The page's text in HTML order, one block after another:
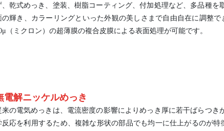
、乾式めっき、塗装、樹脂コーティング、付加処理など、多品種
の輝き、カラーリングといった外観の美しさまで自由自在に調整
（ミクロン）の超薄膜の複合皮膜による表面処理が可能です。
電解ニッケルめっき
来の電気めっきは、電流密度の影響によりめっき厚に若干ばらつ
反応を利用するため、複雑な形状の部品でも均一に仕上がるのが